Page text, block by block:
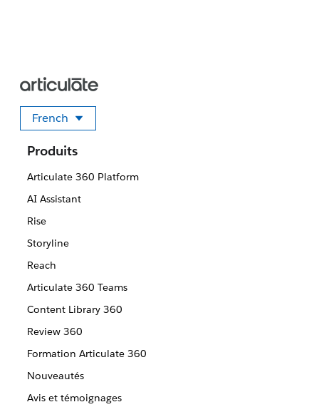
French
Sélectionner votre langue
Produits
Articulate 360 Platform
AI Assistant
Rise
Storyline
Reach
Articulate 360 Teams
Content Library 360
Review 360
Formation Articulate 360
Nouveautés
Avis et témoignages